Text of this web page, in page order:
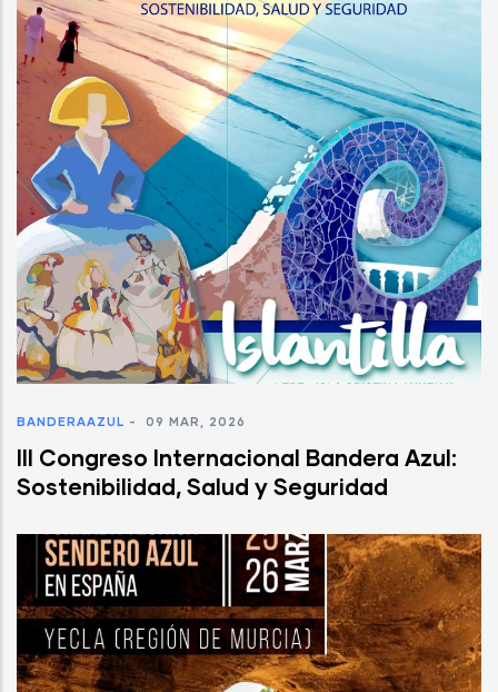
BANDERAAZUL - 09 MAR, 2026
III Congreso Internacional Bandera Azul:
Sostenibilidad, Salud y Seguridad